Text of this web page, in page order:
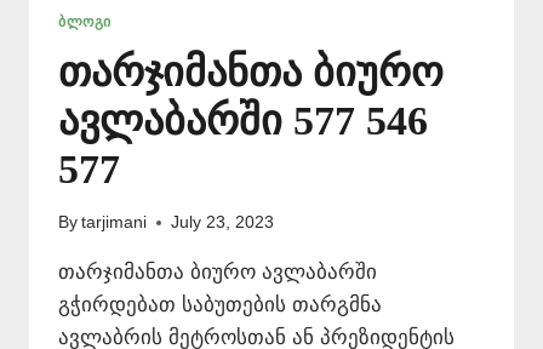
ᲑᲚᲝᲒᲘ
თარჯიმანთა ბიურო
ავლაბარში 577 546
577
By tarjimani July 23, 2023
თარჯიმანთა ბიურო ავლაბარში
გჭირდებათ საბუთების თარგმნა
ავლაბრის მეტროსთან ან პრეზიდენტის